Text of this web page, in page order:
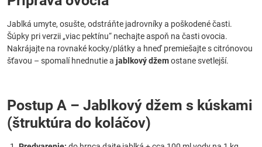
Jablká umyte, osušte, odstráňte jadrovníky a poškodené časti.
Šúpky pri verzii „viac pektínu“ nechajte aspoň na časti ovocia.
Nakrájajte na rovnaké kocky/plátky a hneď premiešajte s citrónovou
šťavou – spomalí hnednutie a jablkový džemostane svetlejší.
Postup A – Jablkový džem s kúskami
(štruktúra do koláčov)